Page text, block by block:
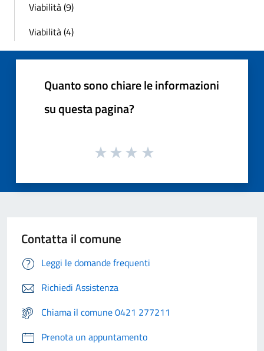
Viabilità (9)
Viabilità (4)
Quanto sono chiare le informazioni
su questa pagina?
Contatta il comune
Leggi le domande frequenti
Richiedi Assistenza
Chiama il comune 0421 277211
Prenota un appuntamento